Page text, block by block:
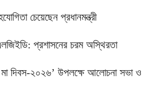
চেয়েছেন প্রধানমন্ত্রী
প্রশাসনের চরম অস্থিরতা
মা দিবস-২০২৬’ উপলক্ষে আলোচনা সভা ও